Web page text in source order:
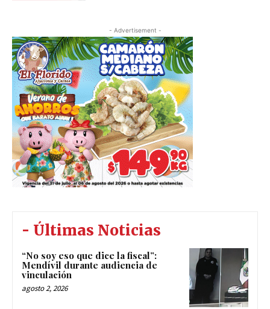
- Advertisement -
- Últimas Noticias
“No soy eso que dice la fiscal”:
Mendívil durante audiencia de
vinculación
agosto 2, 2026